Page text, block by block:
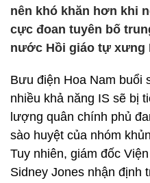
nên khó khăn hơn khi
cực đoan tuyên bố
nước Hồi giáo tự xưng
Bưu điện Hoa Nam buổi
nhiều khả năng IS sẽ bị
lượng quân chính phủ
sào huyệt của nhóm
Tuy nhiên, giám đốc
Sidney Jones nhận định